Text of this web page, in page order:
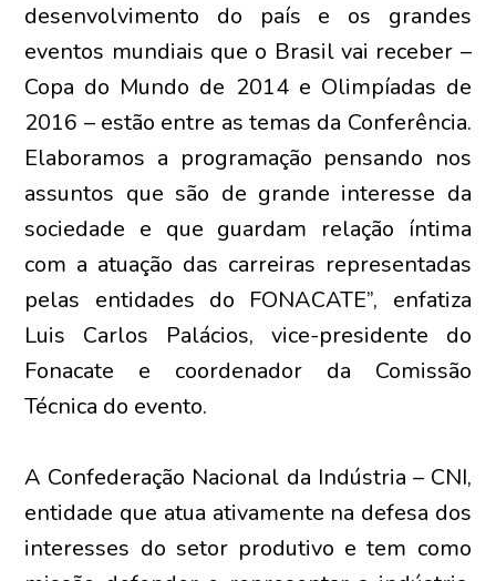
desenvolvimento do país e os grandes
eventos mundiais que o Brasil vai receber –
Copa do Mundo de 2014 e Olimpíadas de
2016 – estão entre as temas da Conferência.
Elaboramos a programação pensando nos
assuntos que são de grande interesse da
sociedade e que guardam relação íntima
com a atuação das carreiras representadas
pelas entidades do FONACATE”, enfatiza
Luis Carlos Palácios, vice-presidente do
Fonacate e coordenador da Comissão
Técnica do evento.
A Confederação Nacional da Indústria – CNI,
entidade que atua ativamente na defesa dos
interesses do setor produtivo e tem como